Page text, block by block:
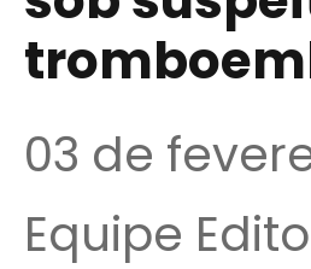
03 de
Equipe